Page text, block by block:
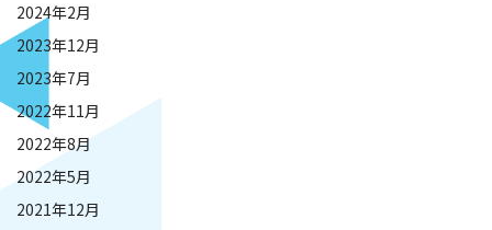
2024年2月
2023年12月
2023年7月
2022年11月
2022年8月
2022年5月
2021年12月